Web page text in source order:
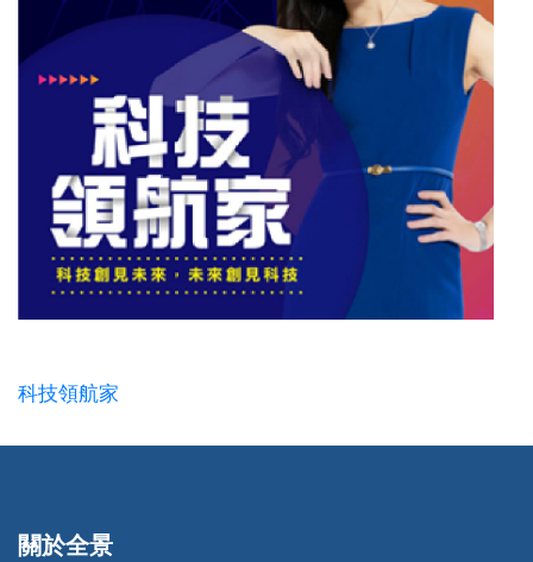
科技領航家
關於全景